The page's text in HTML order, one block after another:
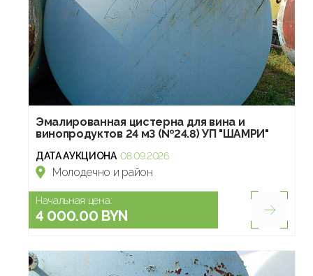
Эмалированная цистерна для вина и
винопродуктов 24 м3 (№24.8) УП "ШАМРИ"
ДАТА АУКЦИОНА 08.09.2026
Молодечно и район
Начальная цена:
4 000.00 BYN